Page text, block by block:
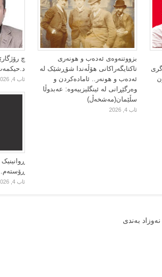
بزووتنەوەی ئەدەب و هونەری
تاکتایگەراکانی هۆڵەندا شۆڕشێک لە
ئەدەب و هونەر.. ئامادەکردن و
وەرگێڕانی لە ئینگلیزییەوە: عەبدوڵا
سڵێمان(مەشخەڵ)
ئاب 4, 2026
چ
ئاب 4, 2026
ئاب 4, 2026
بەندی